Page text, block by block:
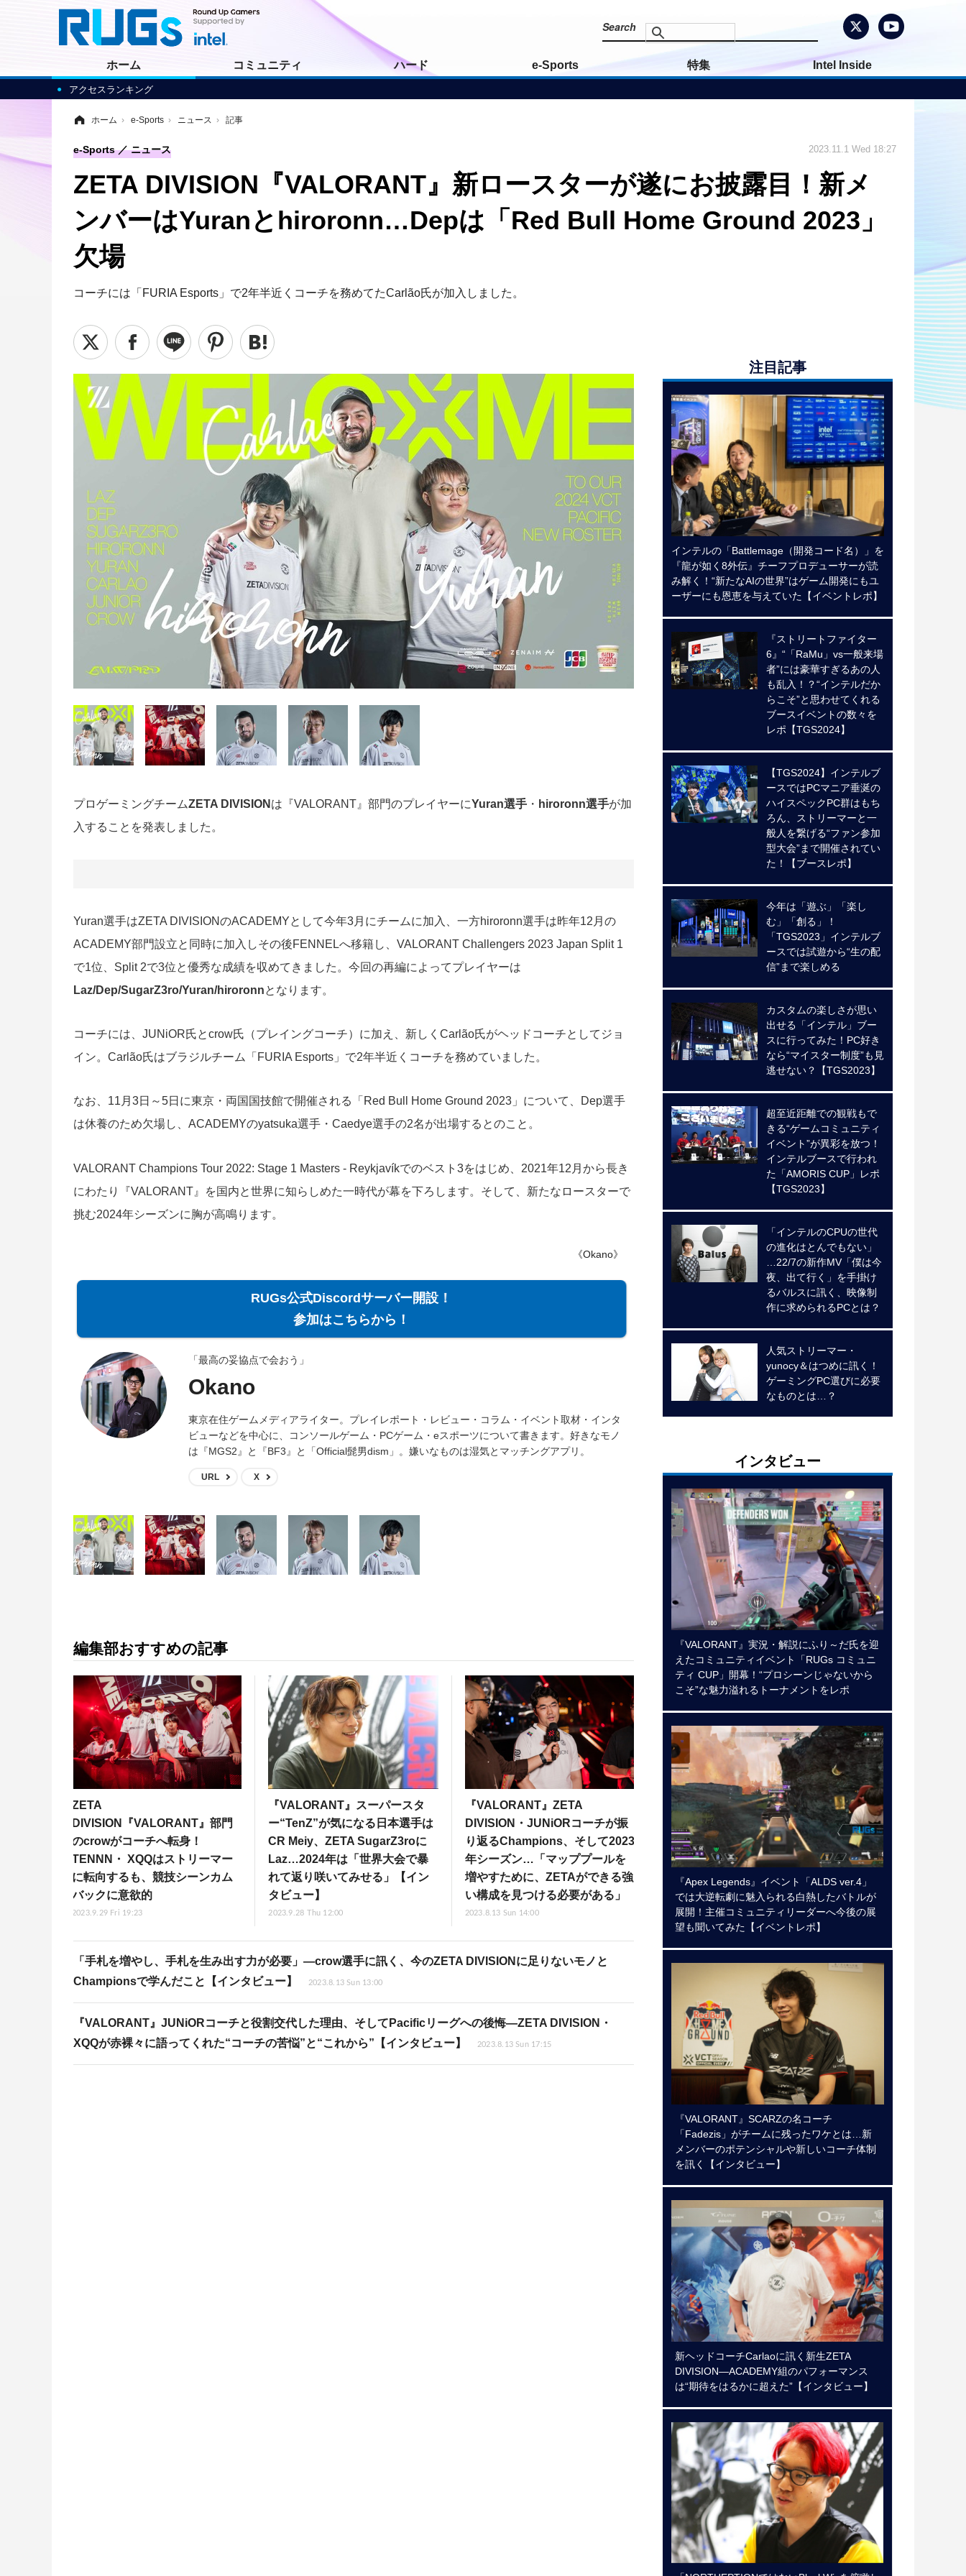
ホーム
アクセスランキング
コミュニティ ハード e-Sports 特集 Intel Inside
ホーム › e-Sports › ニュース › 記事
ZETA DIVISION『VALORANT』新ロースターが遂にお披露目！新メ
ンバーはYuranとhiroronn…Depは「Red Bull Home Ground 2023」
欠場
コーチには「FURIA Esports」で2年半近くコーチを務めてたCarlão氏が加入しました。
e-Sports ニュース 2023.11.1 Wed 18:27
プロゲーミングチームZETA DIVISION は『VALORANT』部門のプレイヤーにYuran選手 ・ hiroronn選手が加
入することを発表しました。
Yuran選手はZETA DIVISIONのACADEMYとして今年3月にチームに加入、一方hiroronn選手は昨年12月の
ACADEMY部門設立と同時に加入しその後FENNELへ移籍し、VALORANT Challengers 2023 Japan Split 1
で1位、Split 2で3位と優秀な成績を収めてきました。今回の再編によってプレイヤーは
Laz/Dep/SugarZ3ro/Yuran/hiroronnとなります。
コーチには、JUNiOR氏とcrow氏（プレイングコーチ）に加え、新しくCarlão氏がヘッドコーチとしてジョ
イン。Carlão氏はブラジルチーム「FURIA Esports」で2年半近くコーチを務めていました。
なお、11月3日～5日に東京・両国国技館で開催される「Red Bull Home Ground 2023」について、Dep選手
は休養のため欠場し、ACADEMYのyatsuka選手・Caedye選手の2名が出場するとのこと。
VALORANT Champions Tour 2022: Stage 1 Masters - Reykjavíkでのベスト3をはじめ、2021年12月から長き
にわたり『VALORANT』を国内と世界に知らしめた一時代が幕を下ろします。そして、新たなロースターで
挑む2024年シーズンに胸が高鳴ります。
《Okano》
RUGs公式Discordサーバー開設！
参加はこちらから！
「最高の妥協点で会おう」
Okano
東京在住ゲームメディアライター。プレイレポート・レビュー・コラム・イベント取材・インタ
ビューなどを中心に、コンソールゲーム・PCゲーム・eスポーツについて書きます。好きなモノ
は『MGS2』と『BF3』と「Official髭男dism」。嫌いなものは湿気とマッチングアプリ。
URL X
編集部おすすめの記事
ZETA
DIVISION『VALORANT』部門
のcrowがコーチへ転身！
TENNN・ XQQはストリーマー
に転向するも、競技シーンカム
バックに意欲的
2023.9.29 Fri 19:23
『VALORANT』スーパースタ
ー“TenZ”が気になる日本選手は
CR Meiy、ZETA SugarZ3roに
Laz…2024年は「世界大会で暴
れて返り咲いてみせる」【イン
タビュー】
2023.9.28 Thu 12:00
『VALORANT』ZETA
DIVISION・JUNiORコーチが振
り返るChampions、そして2023
年シーズン…「マッププールを
増やすために、ZETAができる強
い構成を見つける必要がある」
2023.8.13 Sun 14:00
「手札を増やし、手札を生み出す力が必要」―crow選手に訊く、今のZETA DIVISIONに足りないモノと
Championsで学んだこと【インタビュー】
2023.8.13 Sun 13:00
『VALORANT』JUNiORコーチと役割交代した理由、そしてPacificリーグへの後悔―ZETA DIVISION・
XQQが赤裸々に語ってくれた“コーチの苦悩”と“これから”【インタビュー】
2023.8.13 Sun 17:15
注目記事
インテルの「Battlemage（開発コード名）」を
『龍が如く8外伝』チーフプロデューサーが読
み解く！“新たなAIの世界”はゲーム開発にもユ
ーザーにも恩恵を与えていた【イベントレポ】
『ストリートファイター
6』“「RaMu」vs一般来場
者”には豪華すぎるあの人
も乱入！？“インテルだか
らこそ”と思わせてくれる
ブースイベントの数々を
レポ【TGS2024】
【TGS2024】インテルブ
ースではPCマニア垂涎の
ハイスペックPC群はもち
ろん、ストリーマーと一
般人を繋げる“ファン参加
型大会”まで開催されてい
た！【ブースレポ】
今年は「遊ぶ」「楽し
む」「創る」！
「TGS2023」インテルブ
ースでは試遊から“生の配
信”まで楽しめる
カスタムの楽しさが思い
出せる「インテル」ブー
スに行ってみた！PC好き
なら“マイスター制度”も見
逃せない？【TGS2023】
超至近距離での観戦もで
きる“ゲームコミュニティ
イベント”が異彩を放つ！
インテルブースで行われ
た「AMORIS CUP」レポ
【TGS2023】
「インテルのCPUの世代
の進化はとんでもない」
…22/7の新作MV「僕は今
夜、出て行く」を手掛け
るバルスに訊く、映像制
作に求められるPCとは？
人気ストリーマー・
yunocy＆はつめに訊く！
ゲーミングPC選びに必要
なものとは…？
インタビュー
『VALORANT』実況・解説にふり～だ氏を迎
えたコミュニティイベント「RUGs コミュニ
ティ CUP」開幕！“プロシーンじゃないから
こそ”な魅力溢れるトーナメントをレポ
『Apex Legends』イベント「ALDS ver.4」
では大逆転劇に魅入られる白熱したバトルが
展開！主催コミュニティリーダーへ今後の展
望も聞いてみた【イベントレポ】
『VALORANT』SCARZの名コーチ
「Fadezis」がチームに残ったワケとは…新
メンバーのポテンシャルや新しいコーチ体制
を訊く【インタビュー】
新ヘッドコーチCarlaoに訊く新生ZETA
DIVISION―ACADEMY組のパフォーマンス
は“期待をはるかに超えた”【インタビュー】